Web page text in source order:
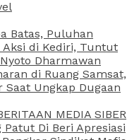
Batas, Puluhan
Aksi di Kediri, Tuntut
Dharmawan
di Ruang Samsat,
Saat Ungkap Dugaan
MEDIA SIBER
Patut Di Beri Apresiasi